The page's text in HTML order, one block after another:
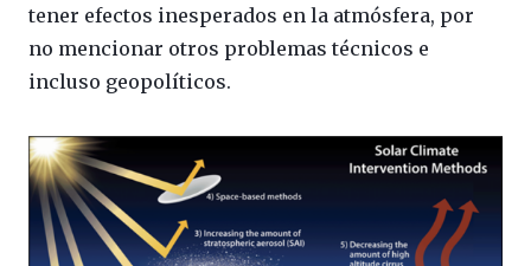
tener efectos inesperados en la atmósfera, por
no mencionar otros problemas técnicos e
incluso geopolíticos.